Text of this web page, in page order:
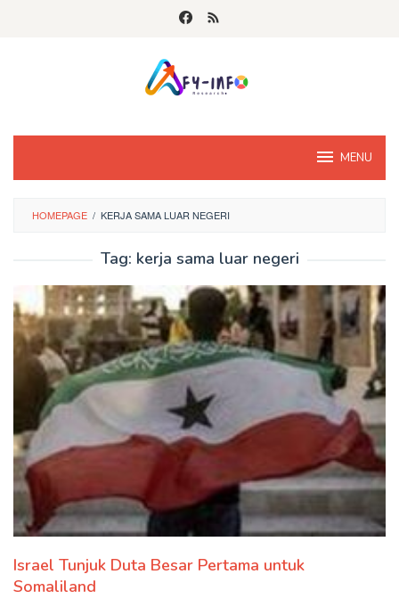
MENU
HOMEPAGE / KERJA SAMA LUAR NEGERI
Tag: kerja sama luar negeri
Israel Tunjuk Duta Besar Pertama untuk
Somaliland